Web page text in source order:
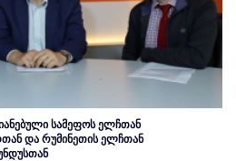
სამეფოს ელჩთან
და რუმინეთის ელჩთან